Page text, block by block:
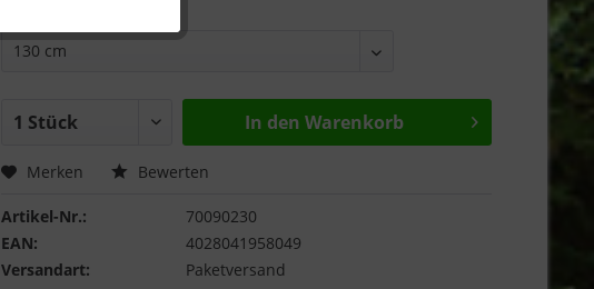
In den Warenkorb
Merken Bewerten
Artikel-Nr.:
70090230
EAN:
4028041958049
Versandart:
Paketversand